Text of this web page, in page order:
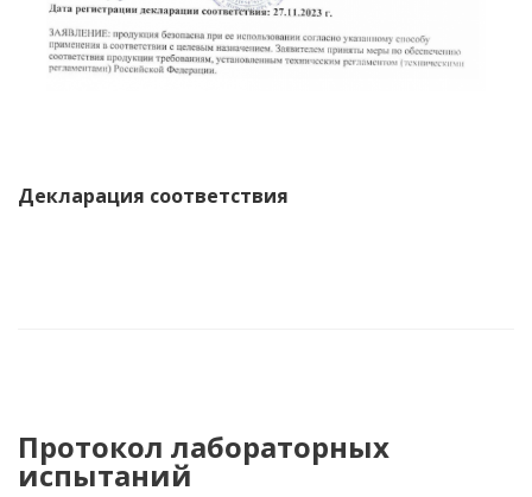
Декларация соответствия
Протокол лабораторных
испытаний